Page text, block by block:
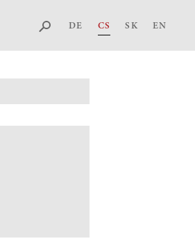
DE CS SK EN